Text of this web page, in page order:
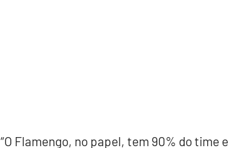
“O Flamengo, no papel, tem 90% do